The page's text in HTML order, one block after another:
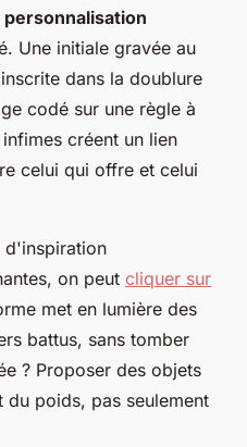
personnalisation
Une initiale gravée au
dans la doublure
codé sur une règle à
créent un lien
celui qui offre et celui
d'inspiration
on peut cliquer sur
met en lumière des
battus, sans tomber
? Proposer des objets
poids, pas seulement